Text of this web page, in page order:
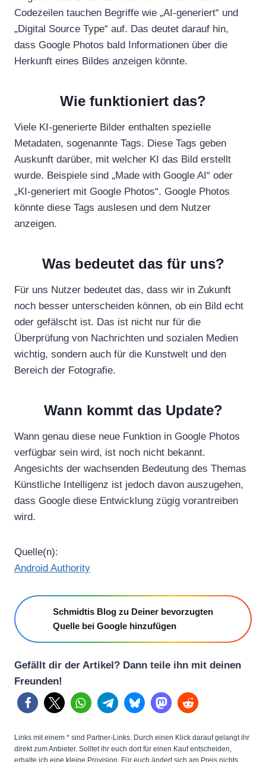
Codezeilen tauchen Begriffe wie „AI-generiert“ und
„Digital Source Type“ auf. Das deutet darauf hin,
dass Google Photos bald Informationen über die
Herkunft eines Bildes anzeigen könnte.
Wie funktioniert das?
Viele KI-generierte Bilder enthalten spezielle
Metadaten, sogenannte Tags. Diese Tags geben
Auskunft darüber, mit welcher KI das Bild erstellt
wurde. Beispiele sind „Made with Google AI“ oder
„KI-generiert mit Google Photos“. Google Photos
könnte diese Tags auslesen und dem Nutzer
anzeigen.
Was bedeutet das für uns?
Für uns Nutzer bedeutet das, dass wir in Zukunft
noch besser unterscheiden können, ob ein Bild echt
oder gefälscht ist. Das ist nicht nur für die
Überprüfung von Nachrichten und sozialen Medien
wichtig, sondern auch für die Kunstwelt und den
Bereich der Fotografie.
Wann kommt das Update?
Wann genau diese neue Funktion in Google Photos
verfügbar sein wird, ist noch nicht bekannt.
Angesichts der wachsenden Bedeutung des Themas
Künstliche Intelligenz ist jedoch davon auszugehen,
dass Google diese Entwicklung zügig vorantreiben
wird.
Quelle(n):
Android Authority
Schmidtis Blog zu Deiner bevorzugten
Quelle bei Google hinzufügen
Gefällt dir der Artikel? Dann teile ihn mit deinen
Freunden!
Links mit einem * sind Partner-Links. Durch einen Klick darauf gelangt ihr
direkt zum Anbieter. Solltet ihr euch dort für einen Kauf entscheiden,
erhalte ich eine kleine Provision. Für euch ändert sich am Preis nichts.